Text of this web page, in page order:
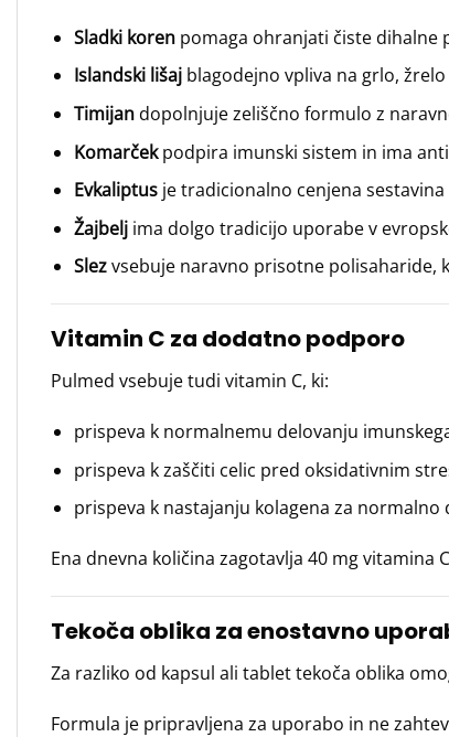
Sladki korenpomaga ohranjati čiste dihalne
Islandski lišajblagodejno vpliva na grlo,
Timijandopolnjuje zeliščno formulo z
Komarčekpodpira imunski sistem in ima
Evkaliptusje tradicionalno cenjena
Žajbeljima dolgo tradicijo uporabe v
Slezvsebuje naravno prisotne polisaharide,
Vitamin C za dodatno podporo
Pulmed vsebuje tudi vitamin C, ki:
prispeva k normalnemu delovanju
prispeva k zaščiti celic pred oksidativnim
prispeva k nastajanju kolagena za normalno
Ena dnevna količina zagotavlja 40 mg vitamina
Tekoča oblika za enostavno
Za razliko od kapsul ali tablet tekoča oblika
Formula je pripravljena za uporabo in ne